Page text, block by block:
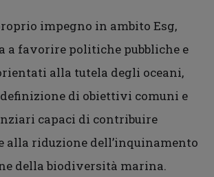
impegno in ambito Esg,
a favorire politiche pubbliche e
alla tutela degli oceani,
di obiettivi comuni e
capaci di contribuire
alla riduzione dell’inquinamento
della biodiversità marina.